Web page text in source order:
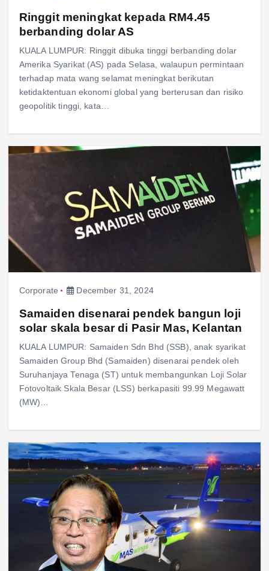
Ringgit meningkat kepada RM4.45
berbanding dolar AS
KUALA LUMPUR: Ringgit dibuka tinggi berbanding dolar
Amerika Syarikat (AS) pada Selasa, walaupun permintaan
terhadap mata wang selamat meningkat berikutan
ketidaktentuan ekonomi global yang berterusan dan risiko
geopolitik tinggi, kata…
Corporate December 31, 2024
Samaiden disenarai pendek bangun loji
solar skala besar di Pasir Mas, Kelantan
KUALA LUMPUR: Samaiden Sdn Bhd (SSB), anak syarikat
Samaiden Group Bhd (Samaiden) disenarai pendek oleh
Suruhanjaya Tenaga (ST) untuk membangunkan Loji Solar
Fotovoltaik Skala Besar (LSS) berkapasiti 99.99 Megawatt
(MW)…